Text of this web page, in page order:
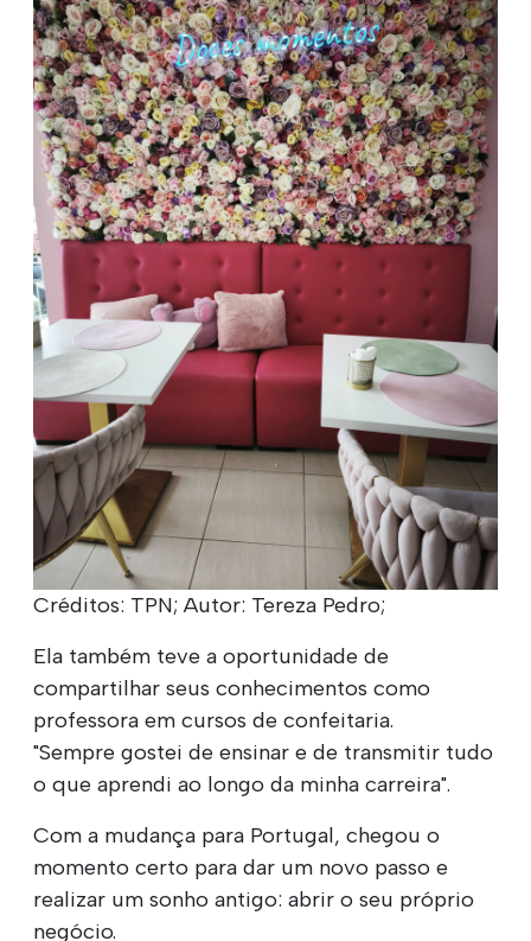
Créditos: TPN; Autor: Tereza Pedro;
Ela também teve a oportunidade de
compartilhar seus conhecimentos como
professora em cursos de confeitaria.
"Sempre gostei de ensinar e de transmitir tudo
o que aprendi ao longo da minha carreira".
Com a mudança para Portugal, chegou o
momento certo para dar um novo passo e
realizar um sonho antigo: abrir o seu próprio
negócio.